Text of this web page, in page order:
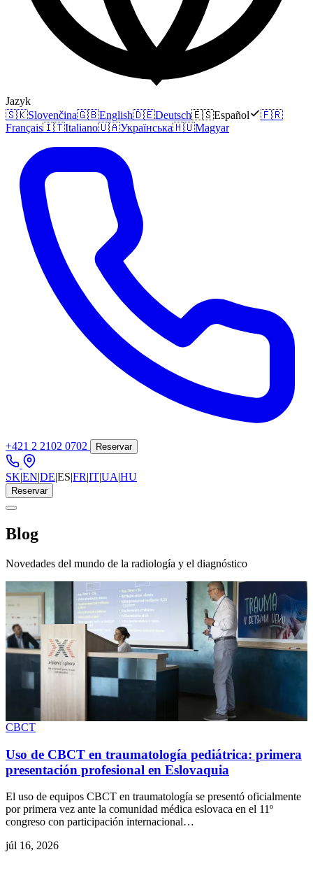
Jazyk
🇸🇰Slovenčina🇬🇧English🇩🇪Deutsch🇪🇸Español
🇫🇷
Français🇮🇹Italiano🇺🇦Українська🇭🇺Magyar
+421 2 2102 0702 Reservar
SK|EN|DE|ES|FR|IT|UA|HU
Reservar
Blog
Novedades del mundo de la radiología y el diagnóstico
CBCT
Uso de CBCT en traumatología pediátrica: primera
presentación profesional en Eslovaquia
El uso de equipos CBCT en traumatología se presentó oficialmente
por primera vez ante la comunidad médica eslovaca en el 11º
congreso con participación internacional…
júl 16, 2026